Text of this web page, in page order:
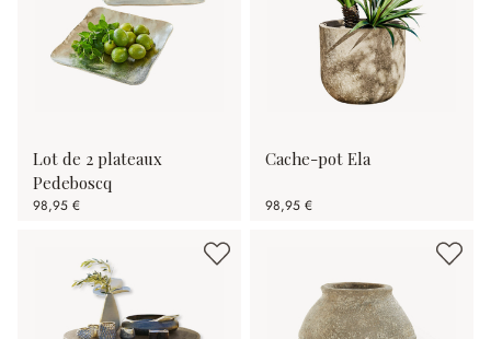
Lot de 2 plateaux
Pedeboscq
98,95 €
Cache-pot Ela
98,95 €